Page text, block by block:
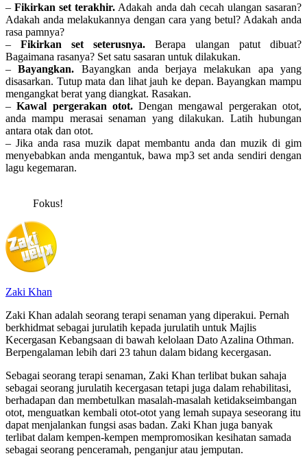
–Fikirkan set terakhir. Adakah anda dah cecah ulangan sasaran?
Adakah anda melakukannya dengan cara yang betul? Adakah anda
rasa pamnya?
– Fikirkan set seterusnya. Berapa ulangan patut dibuat?
Bagaimana rasanya? Set satu sasaran untuk dilakukan.
–Bayangkan. Bayangkan anda berjaya melakukan apa yang
disasarkan. Tutup mata dan lihat jauh ke depan. Bayangkan mampu
mengangkat berat yang diangkat. Rasakan.
–Kawal pergerakan otot.Dengan mengawal pergerakan otot,
anda mampu merasai senaman yang dilakukan. Latih hubungan
antara otak dan otot.
– Jika anda rasa muzik dapat membantu anda dan muzik di gim
menyebabkan anda mengantuk, bawa mp3 set anda sendiri dengan
lagu kegemaran.
Fokus!
Zaki Khan
Zaki Khan adalah seorang terapi senaman yang diperakui. Pernah
berkhidmat sebagai jurulatih kepada jurulatih untuk Majlis
Kecergasan Kebangsaan di bawah kelolaan Dato Azalina Othman.
Berpengalaman lebih dari 23 tahun dalam bidang kecergasan.
Sebagai seorang terapi senaman, Zaki Khan terlibat bukan sahaja
sebagai seorang jurulatih kecergasan tetapi juga dalam rehabilitasi,
berhadapan dan membetulkan masalah-masalah ketidakseimbangan
otot, menguatkan kembali otot-otot yang lemah supaya seseorang itu
dapat menjalankan fungsi asas badan. Zaki Khan juga banyak
terlibat dalam kempen-kempen mempromosikan kesihatan samada
sebagai seorang penceramah, penganjur atau jemputan.